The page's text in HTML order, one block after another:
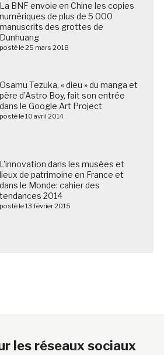
La BNF envoie en Chine les copies
numériques de plus de 5 000
manuscrits des grottes de
Dunhuang
posté le 25 mars 2018
Osamu Tezuka, « dieu » du manga et
père d’Astro Boy, fait son entrée
dans le Google Art Project
posté le 10 avril 2014
L’innovation dans les musées et
lieux de patrimoine en France et
dans le Monde: cahier des
tendances 2014
posté le 13 février 2015
les réseaux sociaux